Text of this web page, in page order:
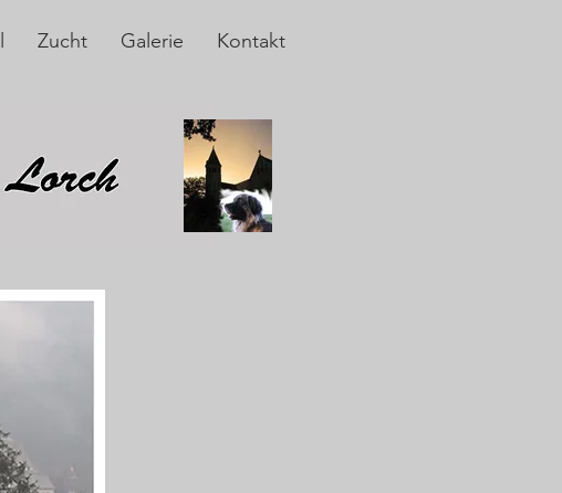
Zucht Galerie Kontakt